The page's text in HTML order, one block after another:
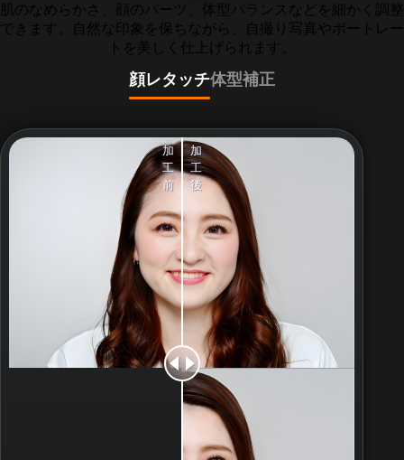
肌のなめらかさ、顔のパーツ、体型バランスなどを細かく調整
できます。自然な印象を保ちながら、自撮り写真やポートレー
トを美しく仕上げられます。
顔レタッチ体型補正